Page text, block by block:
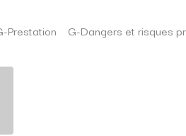
Prestation G-Dangers et risques